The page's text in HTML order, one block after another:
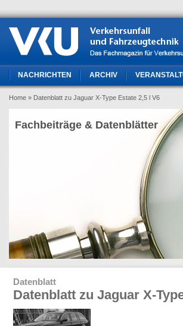
NACHRICHTEN ARCHIV
Home » Datenblatt zu Jaguar X-Type Estate 2,5 l V6
Fachbeiträge & Datenblätter
Datenblatt
Datenblatt zu Jaguar X-